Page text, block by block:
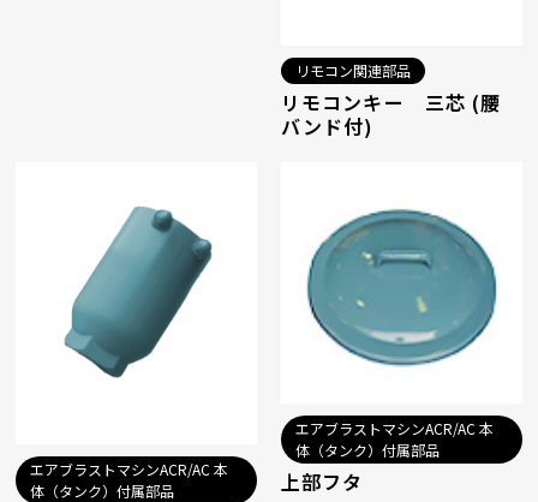
リモコン関連部品
リモコンキー 三芯 (腰
バンド付)
エアブラストマシンACR/AC 本
体（タンク）付属部品
エアブラストマシンACR/AC 本
体（タンク）付属部品
上部フタ